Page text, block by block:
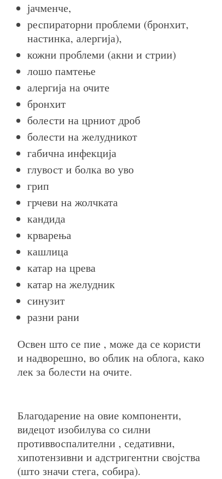
јачменче,
респираторни проблеми (бронхит,
настинка, алергија),
кожни проблеми (акни и стрии)
лошо памтење
алергија на очите
бронхит
болести на црниот дроб
болести на желудникот
габична инфекција
глувост и болка во уво
грип
грчеви на жолчката
кандида
крварења
кашлица
катар на црева
катар на желудник
синузит
разни рани
Освен што се пие , може да се користи
и надворешно, во облик на облога, како
лек за болести на очите.
Благодарение на овие компоненти,
видецот изобилува со силни
противвоспалителни , седативни,
хипотензивни и адстригентни својства
(што значи стега, собира).